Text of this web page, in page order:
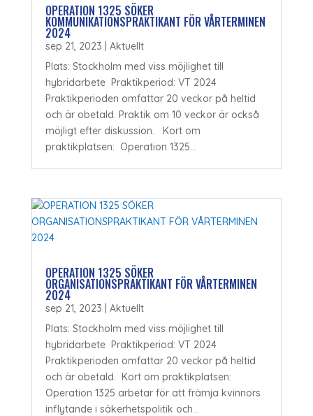
OPERATION 1325 SÖKER
KOMMUNIKATIONSPRAKTIKANT FÖR VÅRTERMINEN
2024
sep 21, 2023
Aktuellt
Plats: Stockholm med viss möjlighet till
hybridarbete Praktikperiod: VT 2024
Praktikperioden omfattar 20 veckor på heltid
och är obetald. Praktik om 10 veckor är också
möjligt efter diskussion. Kort om
praktikplatsen: Operation 1325...
OPERATION 1325 SÖKER
ORGANISATIONSPRAKTIKANT FÖR VÅRTERMINEN
2024
sep 21, 2023
Aktuellt
Plats: Stockholm med viss möjlighet till
hybridarbete Praktikperiod: VT 2024
Praktikperioden omfattar 20 veckor på heltid
och är obetald. Kort om praktikplatsen:
Operation 1325 arbetar för att främja kvinnors
inflytande i säkerhetspolitik och...